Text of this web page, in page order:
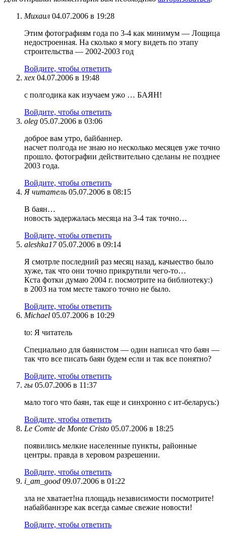
Михаил 04.07.2006 в 19:28
Этим фотографиям года по 3-4 как минимум — Лощица
недостроенная. На сколько я могу видеть по этапу
строительства — 2002-2003 год
Войдите, чтобы ответить
хех 04.07.2006 в 19:48
с полгодика как изучаем ужо … БАЯН!
Войдите, чтобы ответить
oleg 05.07.2006 в 03:06
доброе вам утро, байбаннер.
насчет полгода не знаю но несколько месяцев уже точно
прошло. фотографии действительно сделаны не позднее
2003 года.
Войдите, чтобы ответить
Я читатель 05.07.2006 в 08:15
В баян…
новость задержалась месяца на 3-4 так точно…
Войдите, чтобы ответить
aleshka17 05.07.2006 в 09:14
Я смотрле последний раз месяц назад, качыество было
хуже, так что они точно прикрутили чего-то…
Кста фотки думаю 2004 г. посмотрите на библиотеку:)
в 2003 на том месте такого точно не было.
Войдите, чтобы ответить
Michael 05.07.2006 в 10:29
to: Я читатель
Специально для баянистом — один написал что баян —
так что все писать баян будем если и так все понятно?
Войдите, чтобы ответить
гы 05.07.2006 в 11:37
мало того что баян, так еще и синхронно с ит-беларусь:)
Войдите, чтобы ответить
Le Comte de Monte Cristo 05.07.2006 в 18:25
появились мелкие населенные пункты, районные
центры. правда в херовом разрешении.
Войдите, чтобы ответить
i_am_good 09.07.2006 в 01:22
зла не хватает!на площадь независимости посмотрите!
набайбаннэре как всегда самые свежие новости!
Войдите, чтобы ответить